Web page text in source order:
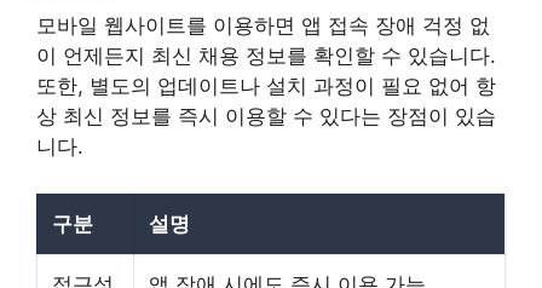
모바일 웹사이트를 이용하면 앱 접속 장애 걱정 없
이 언제든지 최신 채용 정보를 확인할 수 있습니다.
또한, 별도의 업데이트나 설치 과정이 필요 없어 항
상 최신 정보를 즉시 이용할 수 있다는 장점이 있습
니다.
구분 설명